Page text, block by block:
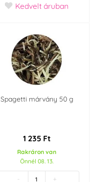
Kőolaj (1)
Elefántcsont (1)
Szürke
Kedvelt áruban
Spagetti márvány 50 g
1 235 Ft
Rakráron van
Önnél 08. 13.
- +